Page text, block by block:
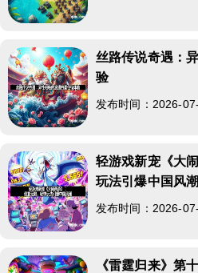
丝路传说奇遇：
验
发布时间：2026-
轻游戏新宠《大
玩法引爆中国风潮
发布时间：2026-
《雷霆归来》第